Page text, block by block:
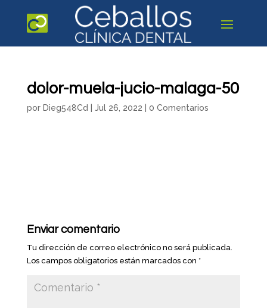
dolor-muela-jucio-malaga-50
por Dieg548Cd Jul 26, 2022 0 Comentarios
Enviar comentario
Tu dirección de correo electrónico no será publicada.
Los campos obligatorios están marcados con *